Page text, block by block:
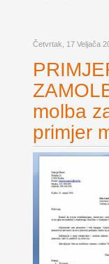
Četvrtak, 17 Veljača
molba
primjer